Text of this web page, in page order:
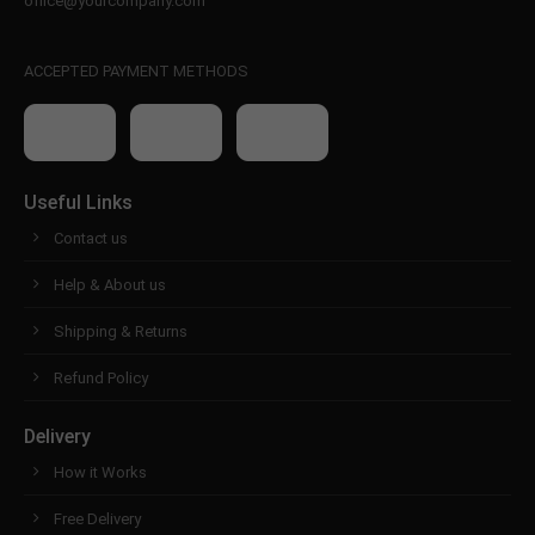
ACCEPTED PAYMENT METHODS
Useful Links
Contact us
Help & About us
Shipping & Returns
Refund Policy
Delivery
How it Works
Free Delivery